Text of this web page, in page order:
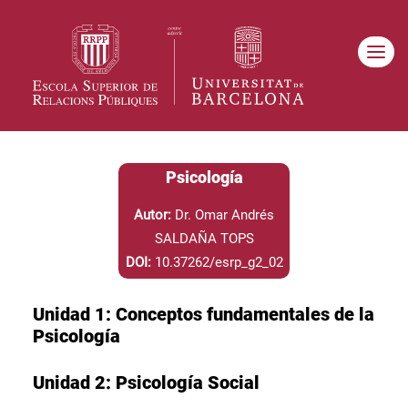
Psicología
Autor: Dr. Omar Andrés
SALDAÑA TOPS
DOI: 10.37262/esrp_g2_02
Unidad 1: Conceptos fundamentales de la
Psicología
Unidad 2: Psicología Social